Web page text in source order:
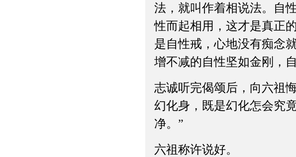
法，就叫作着相说法。自
性而起相用，这才是真正
是自性戒，心地没有痴念
增不减的自性坚如金刚，
志诚听完偈颂后，向六祖
幻化身，既是幻化怎会究
净。”
六祖称许说好。